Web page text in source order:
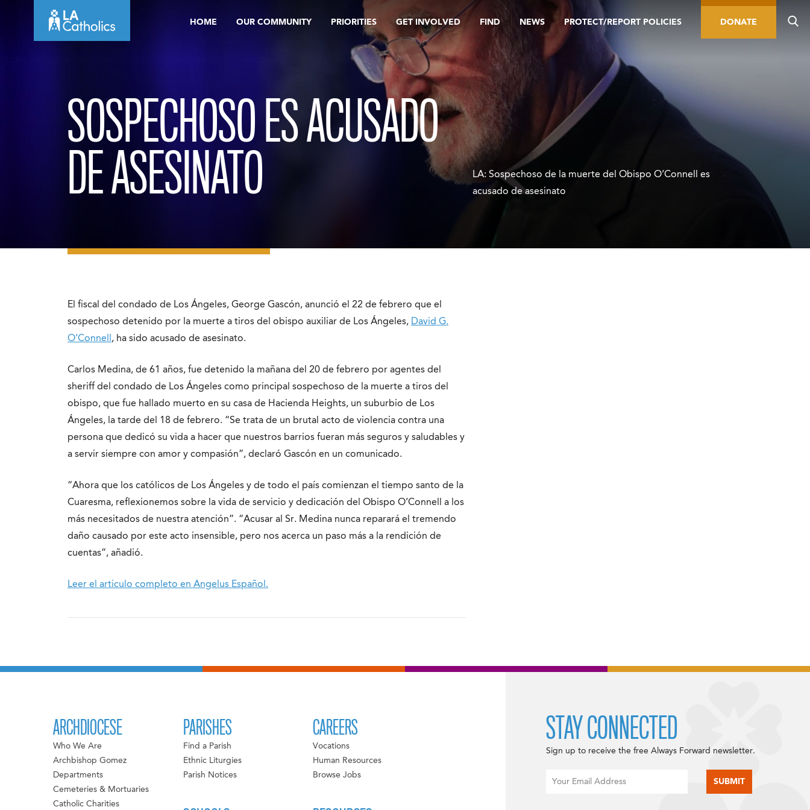
HOME OUR COMMUNITY PRIORITIES GET INVOLVED FIND NEWS PROTECT/REPORT POLICIES DONATE
SOSPECHOSO ES ACUSADO
DE ASESINATO
LA: Sospechoso de la muerte del Obispo O’Connell es
acusado de asesinato
El fiscal del condado de Los Ángeles, George Gascón, anunció el 22 de febrero que el
sospechoso detenido por la muerte a tiros del obispo auxiliar de Los Ángeles, David G.
O’Connell , ha sido acusado de asesinato.
Carlos Medina, de 61 años, fue detenido la mañana del 20 de febrero por agentes del
sheriff del condado de Los Ángeles como principal sospechoso de la muerte a tiros del
obispo, que fue hallado muerto en su casa de Hacienda Heights, un suburbio de Los
Ángeles, la tarde del 18 de febrero. “Se trata de un brutal acto de violencia contra una
persona que dedicó su vida a hacer que nuestros barrios fueran más seguros y saludables y
a servir siempre con amor y compasión”, declaró Gascón en un comunicado.
“Ahora que los católicos de Los Ángeles y de todo el país comienzan el tiempo santo de la
Cuaresma, reflexionemos sobre la vida de servicio y dedicación del Obispo O’Connell a los
más necesitados de nuestra atención”. “Acusar al Sr. Medina nunca reparará el tremendo
daño causado por este acto insensible, pero nos acerca un paso más a la rendición de
cuentas”, añadió.
Leer el articulo completo en Angelus Español.
ARCHDIOCESE
Who We Are
Archbishop Gomez
Departments
Cemeteries & Mortuaries
Catholic Charities
PARISHES
Find a Parish
Ethnic Liturgies
Parish Notices
CAREERS
Vocations
Human Resources
Browse Jobs
STAY CONNECTED
Sign up to receive the free Always Forward newsletter.